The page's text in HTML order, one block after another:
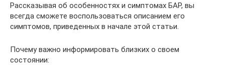
Рассказывая об особенностях и симптомах БАР, вы
всегда сможете воспользоваться описанием его
симптомов, приведенных в начале этой статьи.
Почему важно информировать близких о своем
состоянии: